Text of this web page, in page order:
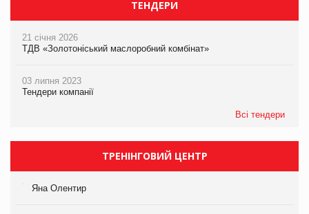
ТЕНДЕРИ
21 січня 2026
ТДВ «Золотоніський маслоробний комбінат»
03 липня 2023
Тендери компанії
Всі тендери
ТРЕНІНГОВИЙ ЦЕНТР
Яна Олентир